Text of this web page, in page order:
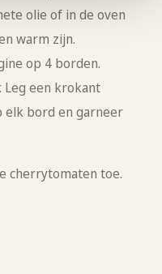
olie of in de oven
warm zijn.
op 4 borden.
Leg een krokant
elk bord en garneer
cherrytomaten toe.